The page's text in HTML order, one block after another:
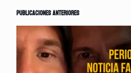
Publicaciones anteriores